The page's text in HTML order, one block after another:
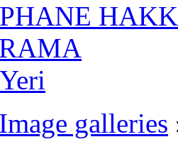
Image galleries